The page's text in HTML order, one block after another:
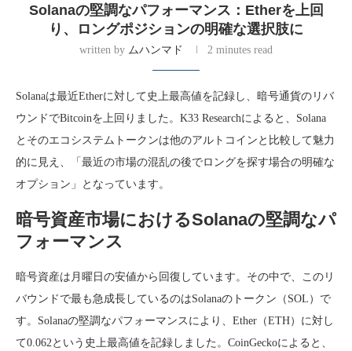
Solanaの堅調なパフォーマンス：Etherを上回
り、ロングポジションの明確な選択肢に
written by ムハンマド 2 minutes read
Solanaは最近Etherに対して史上最高値を記録し、暗号通貨のリバ
ウンドでBitcoinを上回りました。K33 Researchによると、Solana
とそのエコシステムトークンは他のアルトコインと比較して魅力
的に見え、「最近の市場の混乱の後でロングを探す場合の明確な
オプション」となっています。
暗号資産市場におけるSolanaの堅調なパ
フォーマンス
暗号資産は月曜日の安値から回復しています。その中で、このリ
バウンドで最も急成長しているのはSolanaのトークン（SOL）で
す。Solanaの堅調なパフォーマンスにより、Ether（ETH）に対し
て0.062という史上最高値を記録しました。CoinGeckoによると、